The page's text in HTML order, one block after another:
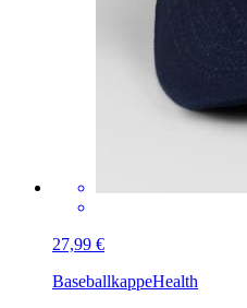
27,99 €
BaseballkappeHealth